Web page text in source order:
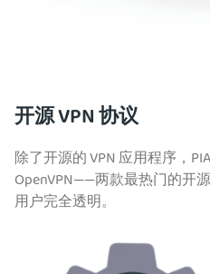
开源 VPN 协议
除了开源的 VPN 应用程序，
OpenVPN——两款最热门的开
用户完全透明。